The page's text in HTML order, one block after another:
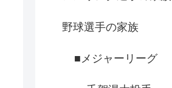
野球選手の家族
■メジャーリーグ